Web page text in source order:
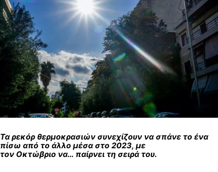
Τα ρεκόρ θερμοκρασιών συνεχίζουν να σπάνε το ένα
πίσω από το άλλο μέσα στο 2023, με
τον Οκτώβριο να… παίρνει τη σειρά του.